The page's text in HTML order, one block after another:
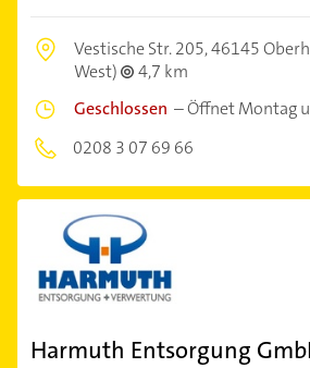
Vestische Str. 205,46145
West)
4,7 km
Geschlossen –Öffnet Montag
0208 3 07 69 66
Harmuth Entsorgung